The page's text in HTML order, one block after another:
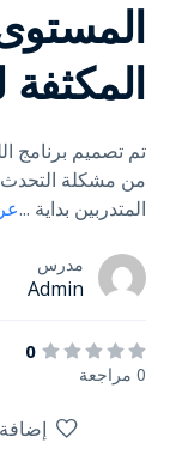
المستوى
تم تصميم برنامج
من مشكلة التحدث
المتدربين بداية ...
مدرس
Admin
0
0 مراجعة